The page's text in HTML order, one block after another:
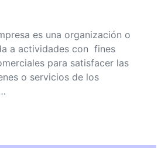
es una organización o
a actividades con fines
para satisfacer las
o servicios de los